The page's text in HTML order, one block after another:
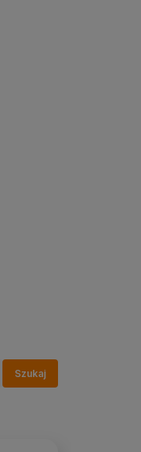
Szukaj